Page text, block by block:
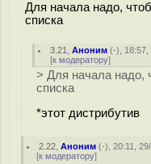
Для начала надо,
списка
3.21 ,Аноним (-), 18:57,
[к модератору]
> Для начала надо,
списка
*этот дистрибутив
2.22 ,Аноним (-), 20:11,
[к модератору]